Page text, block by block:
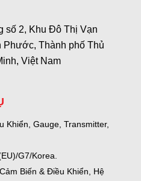
số 2, Khu Đô Thị Vạn
Thành phố Thủ
Việt Nam
Khiển, Gauge, Transmitter,
G7/Korea.
Biến & Điều Khiển, Hệ